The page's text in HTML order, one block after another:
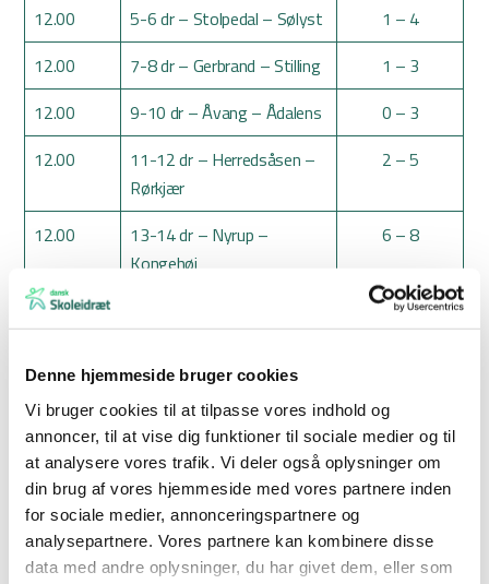
Denne hjemmeside bruger cookies
Vi bruger cookies til at tilpasse vores indhold og
annoncer, til at vise dig funktioner til sociale medier og til
at analysere vores trafik. Vi deler også oplysninger om
din brug af vores hjemmeside med vores partnere inden
for sociale medier, annonceringspartnere og
analysepartnere. Vores partnere kan kombinere disse
data med andre oplysninger, du har givet dem, eller som
12.00 5-6 dr – Stolpedal – Sølyst
1 – 4
12.00
7-8 dr – Gerbrand – Stilling
1 – 3
12.00
9-10 dr – Åvang – Ådalens
0 – 3
12.00
11-12 dr – Herredsåsen –
Rørkjær
2 – 5
12.00
13-14 dr – Nyrup –
Kongehøj
6 – 8
13.00
Hjerting
2 – 1
13.00
Finale dr – Søndermark –
Absalon
Fairplay
pris
Piger
Randers
Fairplay
Drenge Stilling Skole